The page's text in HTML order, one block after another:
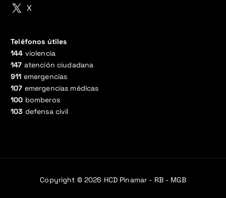
X
Teléfonos útiles
144 violencia
147 atención ciudadana
911 emergencias
107 emergencias médicas
100 bomberos
103 defensa civil
Copyright © 2026 HCD Pinamar - RB - MGB